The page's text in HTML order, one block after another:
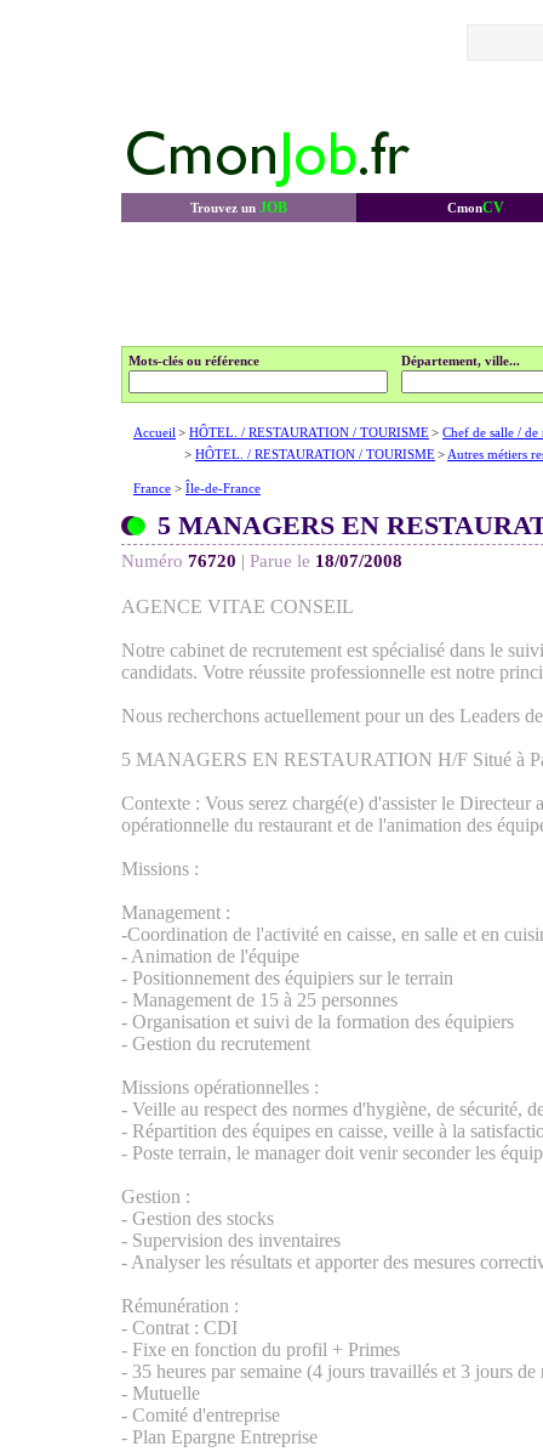
Trouvez un JOB CmonCV
Mots-clés ou référence Département, ville...
Accueil > HÔTEL. / RESTAURATION / TOURISME> Chef de salle / de
> HÔTEL. / RESTAURATION / TOURISME> Autres métiers
France > Île-de-France
5 MANAGERS EN
Numéro 76720 | Parue le 18/07/2008
AGENCE VITAE CONSEIL
Notre cabinet de recrutement est spécialisé dans le
candidats. Votre réussite professionnelle est notre
Nous recherchons actuellement pour un des Leaders
5 MANAGERS EN RESTAURATION H/F Situé à
Contexte : Vous serez chargé(e) d'assister le Directeur
opérationnelle du restaurant et de l'animation des
Missions :
Management :
-Coordination de l'activité en caisse, en salle et en
- Animation de l'équipe
- Positionnement des équipiers sur le terrain
- Management de 15 à 25 personnes
- Organisation et suivi de la formation des équipiers
- Gestion du recrutement
Missions opérationnelles :
- Veille au respect des normes d'hygiène, de sécurité,
- Répartition des équipes en caisse, veille à la
- Poste terrain, le manager doit venir seconder les
Gestion :
- Gestion des stocks
- Supervision des inventaires
- Analyser les résultats et apporter des mesures
Rémunération :
- Contrat : CDI
- Fixe en fonction du profil + Primes
- 35 heures par semaine (4 jours travaillés et 3 jours de
- Mutuelle
- Comité d'entreprise
- Plan Epargne Entreprise